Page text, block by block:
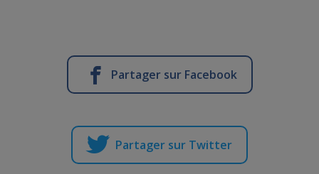
Partager sur Facebook
Partager sur Twitter